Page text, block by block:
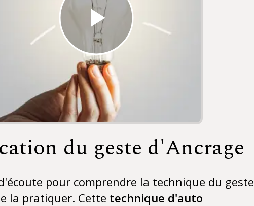
du geste d'Ancrage
pour comprendre la technique du geste
la pratiquer. Cette technique d'auto